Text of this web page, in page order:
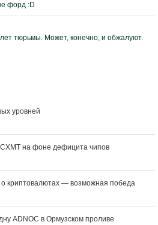
форд :D
тюрьмы. Может, конечно, и обжалуют.
уровней
на фоне дефицита чипов
о криптовалютах — возможная победа
ADNOC в Ормузском проливе